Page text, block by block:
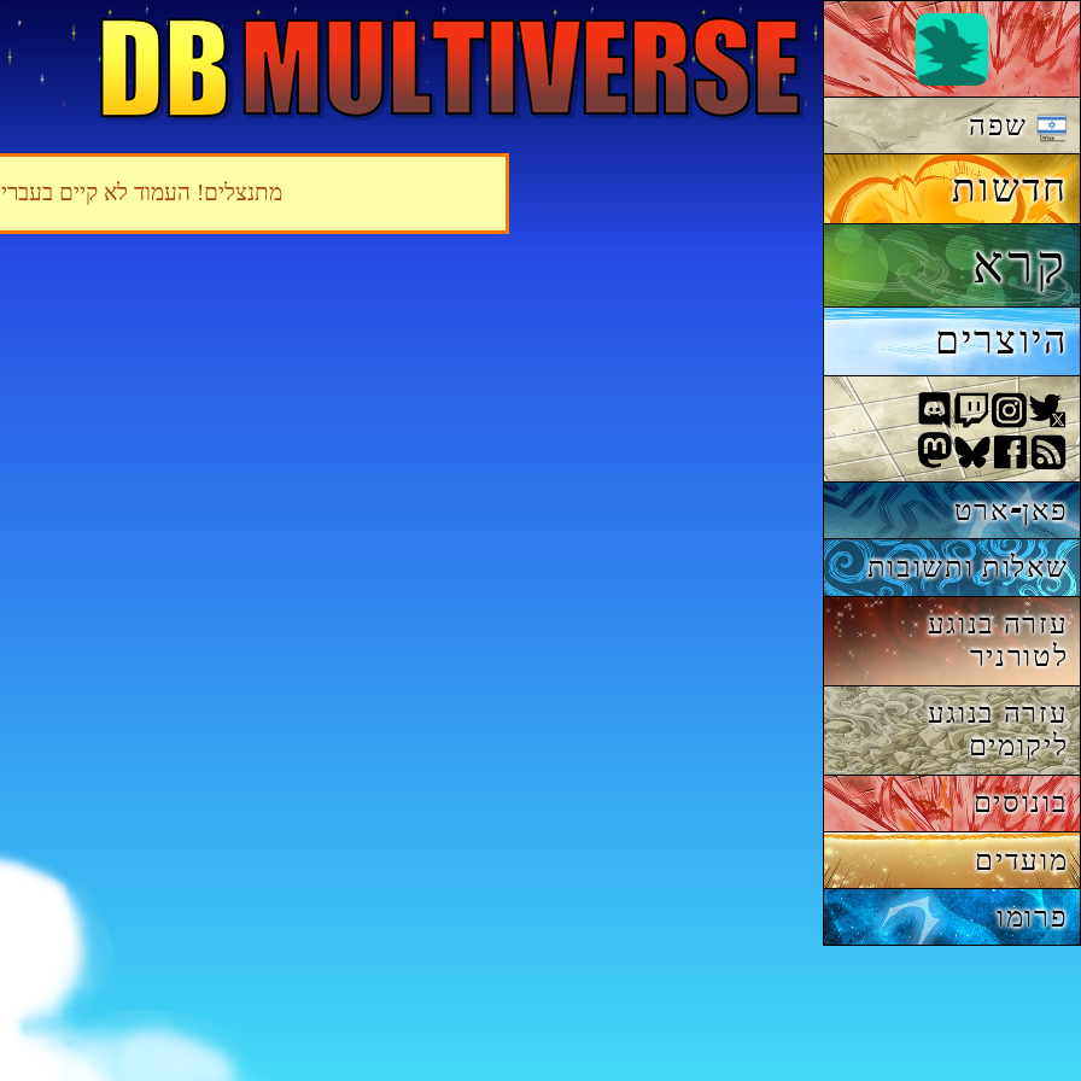
מתנצלים! העמוד לא קיים
שפה
חדשות
קרא
היוצרים
פאן-ארט
שאלות ותשובות
עזרה בנוגע
לטורניר
עזרה בנוגע
ליקומים
בונוסים
מועדים
פרומו